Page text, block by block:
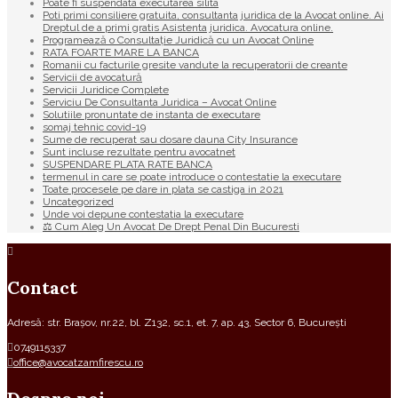
Poate fi suspendata executarea silita
Poti primi consiliere gratuita, consultanta juridica de la Avocat online. Ai
Dreptul de a primi gratis Asistenta juridica. Avocatura online.
Programează o Consultație Juridică cu un Avocat Online
RATA FOARTE MARE LA BANCA
Romanii cu facturile gresite vandute la recuperatorii de creante
Servicii de avocatură
Servicii Juridice Complete
Serviciu De Consultanta Juridica – Avocat Online
Solutiile pronuntate de instanta de executare
somaj tehnic covid-19
Sume de recuperat sau dosare dauna City Insurance
Sunt incluse rezultate pentru avocatnet
SUSPENDARE PLATA RATE BANCA
termenul in care se poate introduce o contestatie la executare
Toate procesele pe dare in plata se castiga in 2021
Uncategorized
Unde voi depune contestatia la executare
⚖ Cum Aleg Un Avocat De Drept Penal Din Bucuresti
Contact
Adresă: str. Brașov, nr.22, bl. Z132, sc.1, et. 7, ap. 43, Sector 6, București
0749115337
office@avocatzamfirescu.ro